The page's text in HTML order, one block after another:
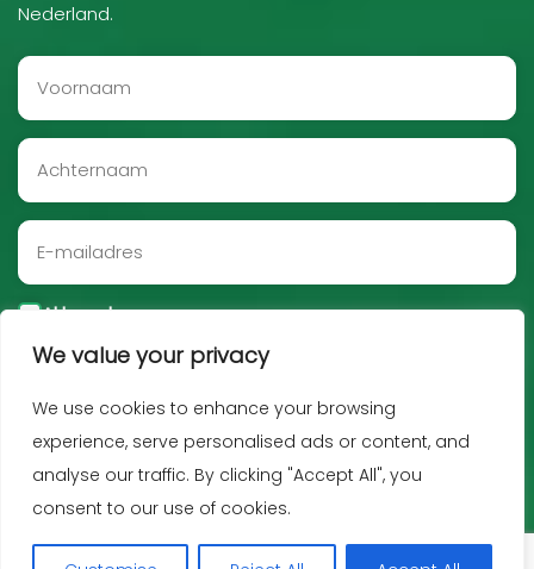
We value your privacy
We use cookies to enhance your browsing
experience, serve personalised ads or content, and
analyse our traffic. By clicking "Accept All", you
consent to our use of cookies.
Nederland.
Akkoord